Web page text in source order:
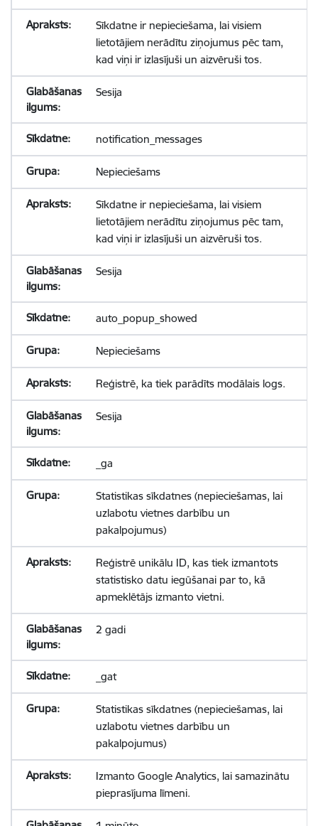
Sīkdatne ir nepieciešama, lai visiem
lietotājiem nerādītu ziņojumus pēc tam,
kad viņi ir izlasījuši un aizvēruši tos.
Sesija
notification_messages
Nepieciešams
Sīkdatne ir nepieciešama, lai visiem
lietotājiem nerādītu ziņojumus pēc tam,
kad viņi ir izlasījuši un aizvēruši tos.
Sesija
auto_popup_showed
Nepieciešams
Reģistrē, ka tiek parādīts modālais logs.
Sesija
_ga
Statistikas sīkdatnes (nepieciešamas, lai
uzlabotu vietnes darbību un
pakalpojumus)
Reģistrē unikālu ID, kas tiek izmantots
statistisko datu iegūšanai par to, kā
apmeklētājs izmanto vietni.
2 gadi
_gat
Statistikas sīkdatnes (nepieciešamas, lai
uzlabotu vietnes darbību un
pakalpojumus)
Izmanto Google Analytics, lai samazinātu
pieprasījuma līmeni.